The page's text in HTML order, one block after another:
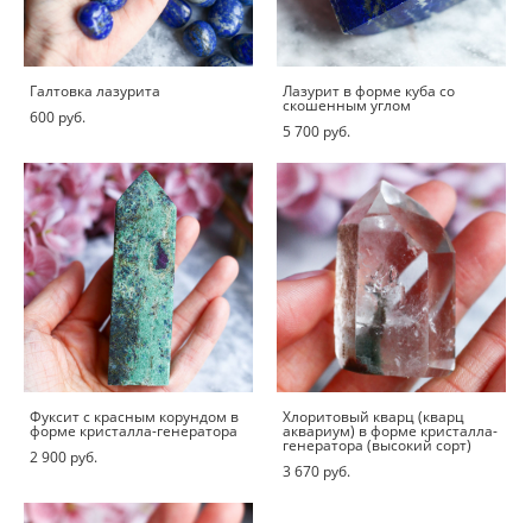
Галтовка лазурита
600 pуб.
Лазурит в форме куба со
скошенным углом
5 700 pуб.
Фуксит с красным корундом в
форме кристалла-генератора
2 900 pуб.
Хлоритовый кварц (кварц
аквариум) в форме кристалла-
генератора (высокий сорт)
3 670 pуб.